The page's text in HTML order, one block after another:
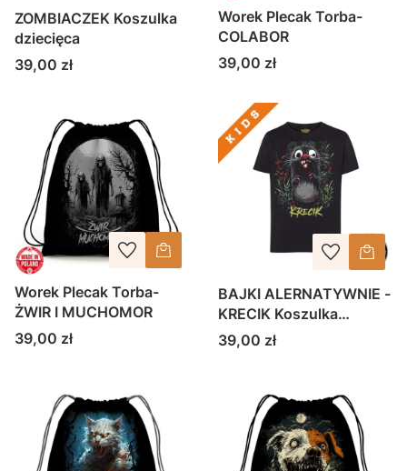
ZOMBIACZEK Koszulka
dziecięca
Cena
39,00 zł
Worek Plecak Torba-
COLABOR
Cena
39,00 zł
Worek Plecak Torba-
ŻWIR I MUCHOMOR
Cena
39,00 zł
BAJKI ALERNATYWNIE -
KRECIK Koszulka
dziecięca
Cena
39,00 zł